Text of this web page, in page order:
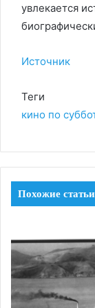
увлекается
Источник
Теги
кино по
Похожие статьи